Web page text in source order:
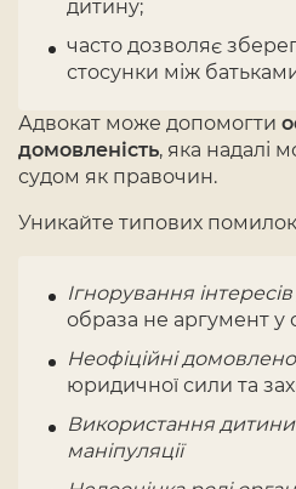
дитину;
часто дозволяє
стосунки між
Адвокат може допомогти
домовленість, яка надалі
судом як правочин.
Уникайте типових
Ігнорування
образа не аргумент у
Неофіційні
юридичної сили та
Використання дитини
маніпуляції